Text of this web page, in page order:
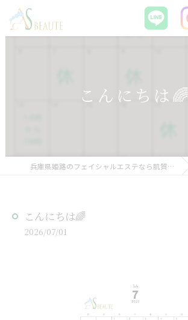
こんにちは🌈
兵庫県姫路のフェイシャルエステなら肌質改善サロン ASBEAUTE
こんにちは🌈
2026/07/01